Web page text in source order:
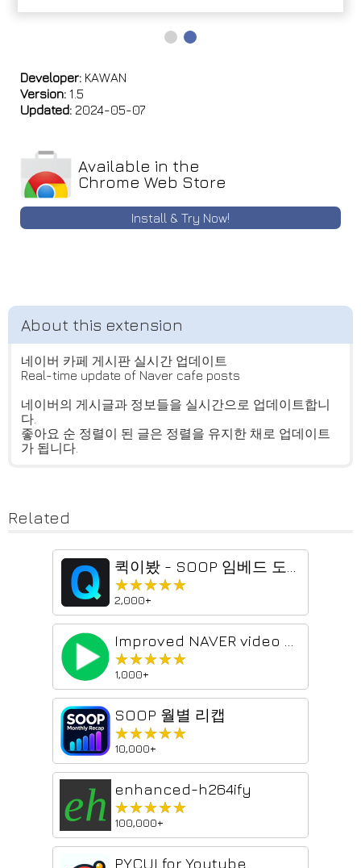
Developer: KAWAN
Version: 1.5
Updated: 2024-05-07
Available in the
Chrome Web Store
Install & Try Now!
네이버 카페 게시판 실시간 업데이트
Real-time update of Naver cafe posts
네이버의 게시글과 정보들을 실시간으로 업데이트합니
다.
좋아요 순 정렬이 된 글은 정렬을 유지한 채로 업데이트
가 됩니다.
Related
★★★★★
★★★★★
2,000+
★★★★★
★★★★★
1,000+
SOOP 월별 리캡
★★★★★
★★★★★
10,000+
enhanced-h264ify
★★★★★
★★★★★
100,000+
PYCUI for Youtube